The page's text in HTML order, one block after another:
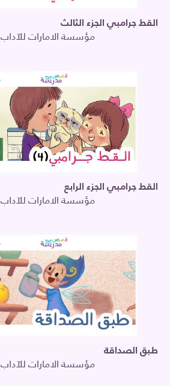
القط جرامبي الجزء الثالث
مؤسسة الامارات للآداب
القط جرامبي الجزء الرابع
مؤسسة الامارات للآداب
طبق الصداقة
مؤسسة الامارات للآداب